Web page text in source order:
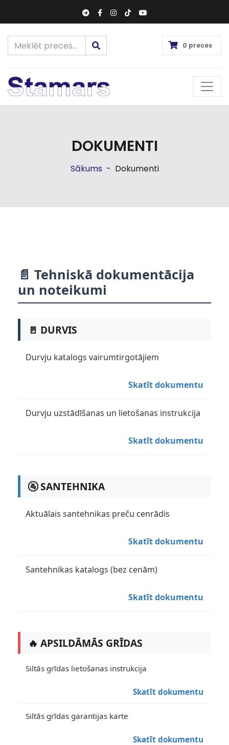
0 preces
DOKUMENTI
Sākums - Dokumenti
📄 Tehniskā dokumentācija
un noteikumi
🚪 DURVIS
Durvju katalogs vairumtirgotājiem
Skatīt dokumentu
Durvju uzstādīšanas un lietošanas instrukcija
Skatīt dokumentu
🚰 SANTEHNIKA
Aktuālais santehnikas preču cenrādis
Skatīt dokumentu
Santehnikas katalogs (bez cenām)
Skatīt dokumentu
🔥 APSILDĀMĀS GRĪDAS
Siltās grīdas lietošanas instrukcija
Skatīt dokumentu
Siltās grīdas garantijas karte
Skatīt dokumentu